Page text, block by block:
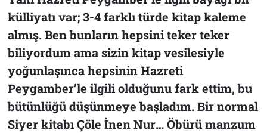
külliyatı var; 3-4 farklı türde kitap kaleme
almış. Ben bunların hepsini teker teker
biliyordum ama sizin kitap vesilesiyle
yoğunlaşınca hepsinin Hazreti
Peygamber’le ilgili olduğunu fark ettim, bu
bütünlüğü düşünmeye başladım. Bir normal
Siyer kitabıÇöle İnen Nur… Öbürü manzum